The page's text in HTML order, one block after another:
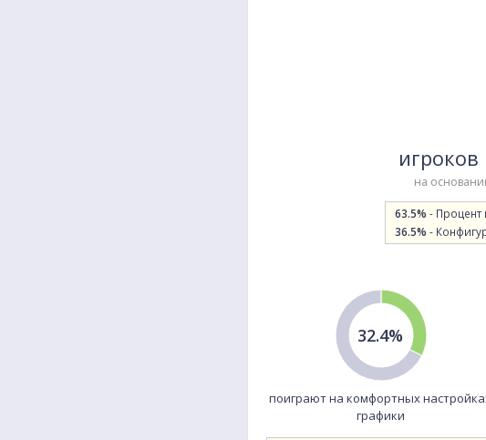
на
63.5% - Процент
36.5% -
32.4%
поиграют на комфортных
графики